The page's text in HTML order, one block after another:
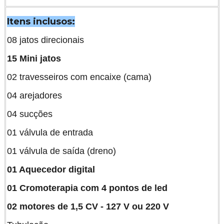
Itens inclusos:
08 jatos direcionais
15 Mini jatos
02 travesseiros com encaixe (cama)
04 arejadores
04 sucções
01 válvula de entrada
01 válvula de saída (dreno)
01 Aquecedor digital
01 Cromoterapia com 4 pontos de led
02 motores de 1,5 CV - 127 V ou 220 V